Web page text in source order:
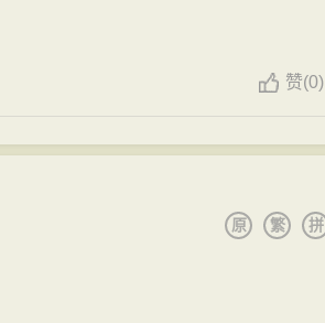
赞(0)
拼
繁
原